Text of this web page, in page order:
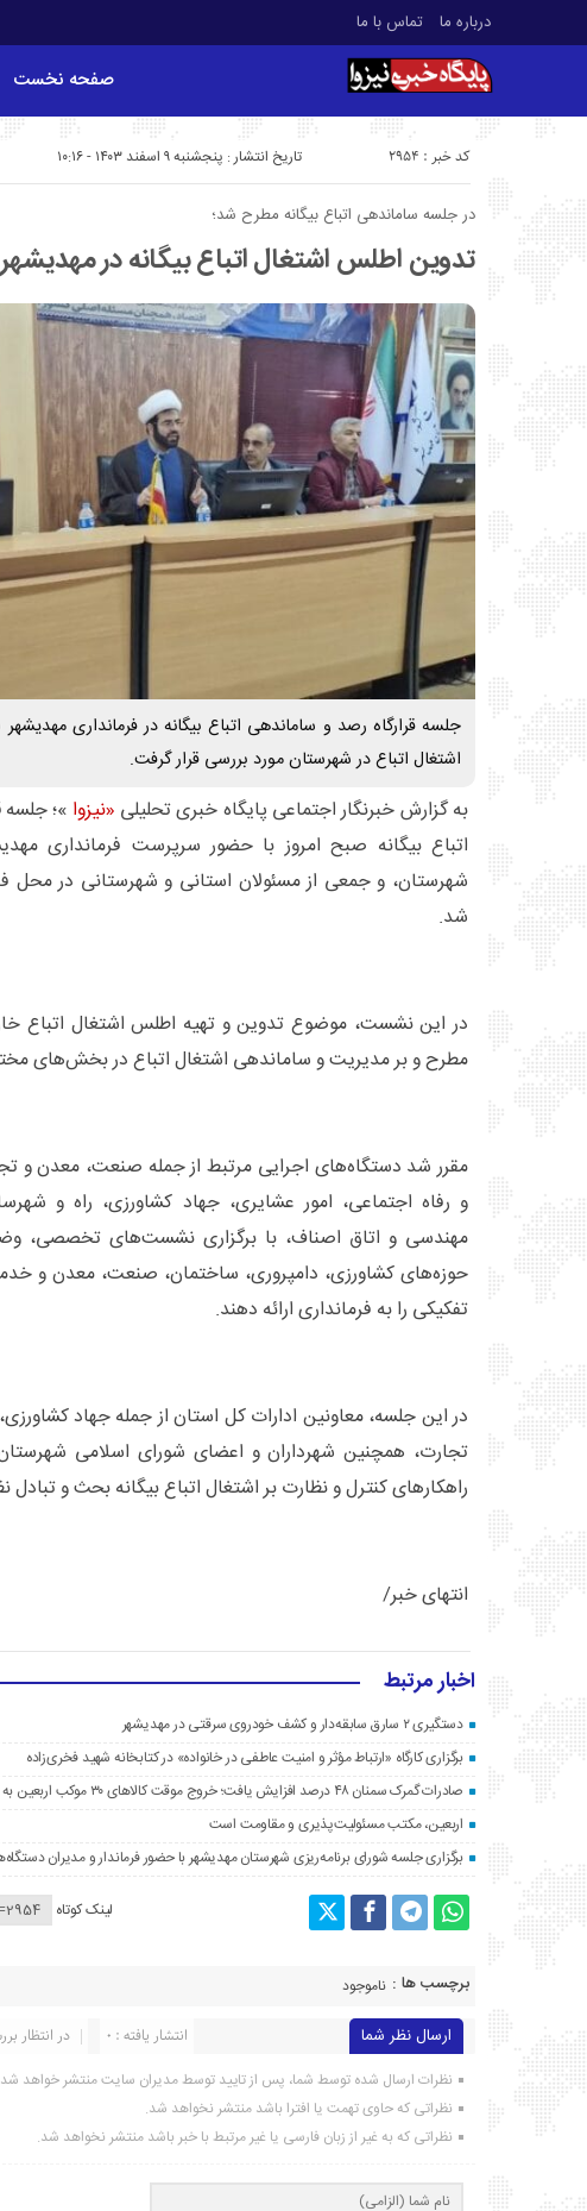
درباره ما تماس با ما
صفحه نخست
تاریخ انتشار : پنجشنبه ۹ اسفند ۱۴۰۳ - ۱۰:۱۶ کد خبر : 2954
در جلسه ساماندهی اتباع بیگانه مطرح شد؛
تدوین اطلس اشتغال اتباع بیگانه در مهدیشهر
جلسه قرارگاه رصد و ساماندهی اتباع بیگانه در فرمانداری
اشتغال اتباع در شهرستان مورد بررسی قرار گرفت.
به گزارش خبرنگار اجتماعی پایگاه خبری تحلیلی «نیزوا »؛ جلسه
اتباع بیگانه صبح امروز با حضور سرپرست فرمانداری
شهرستان، و جمعی از مسئولان استانی و شهرستانی در محل
شد.
در این نشست، موضوع تدوین و تهیه اطلس اشتغال اتباع
مطرح و بر مدیریت و ساماندهی اشتغال اتباع در بخش‌های
مقرر شد دستگاه‌های اجرایی مرتبط از جمله صنعت، معدن و
و رفاه اجتماعی، امور عشایری، جهاد کشاورزی، راه و
مهندسی و اتاق اصناف، با برگزاری نشست‌های تخصصی،
حوزه‌های کشاورزی، دامپروری، ساختمان، صنعت، معدن و
تفکیکی را به فرمانداری ارائه دهند.
در این جلسه، معاونین ادارات کل استان از جمله جهاد
تجارت، همچنین شهرداران و اعضای شورای اسلامی
راهکارهای کنترل و نظارت بر اشتغال اتباع بیگانه بحث و تبادل
انتهای خبر/
اخبار مرتبط
دستگیری ۲ سارق سابقه‌دار و کشف خودروی سرقتی در مهدیشهر
برگزاری کارگاه «ارتباط مؤثر و امنیت عاطفی در خانواده» در کتابخانه شهید فخری‌زاده
صادرات گمرک سمنان ۴۸ درصد افزایش یافت؛ خروج موقت کالاهای ۳۰ موکب اربعین به عراق
اربعین، مکتب مسئولیت‌پذیری و مقاومت است
برگزاری جلسه شورای برنامه‌ریزی شهرستان مهدیشهر با حضور فرماندار و مدیران
لینک کوتاه
برچسب ها : ناموجود
ارسال نظر شما در انتظار انتشار یافته : ۰
نظرات ارسال شده توسط شما، پس از تایید توسط مدیران سایت منتشر خواهد
نظراتی که حاوی تهمت یا افترا باشد منتشر نخواهد شد.
نظراتی که به غیر از زبان فارسی یا غیر مرتبط با خبر باشد منتشر نخواهد شد.